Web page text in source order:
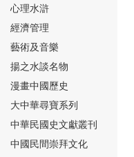
⑮
⑯
心理水滸
經濟管理
藝術及音樂
揚之水談名物
漫畫中國歷史
大中華尋寶系列
中華民國史文獻叢刊
中國民間崇拜文化